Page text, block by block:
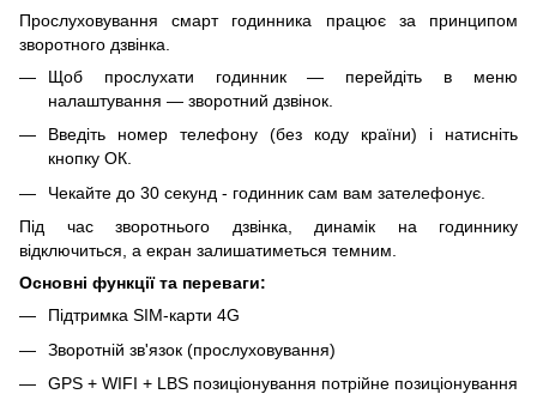
Прослуховування смарт годинника працює за принципом
зворотного дзвінка.
Щоб прослухати годинник — перейдіть в меню
налаштування — зворотний дзвінок.
Введіть номер телефону (без коду країни) і натисніть
кнопку ОК.
Чекайте до 30 секунд - годинник сам вам зателефонує.
Під час зворотнього дзвінка, динамік на годиннику
відключиться, а екран залишатиметься темним.
Основні функції та переваги:
Підтримка SIM-карти 4G
Зворотній зв'язок (прослуховування)
GPS + WIFI + LBS позиціонування потрійне позиціонування